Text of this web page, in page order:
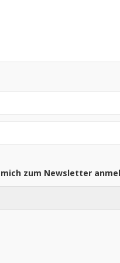
zum Newsletter